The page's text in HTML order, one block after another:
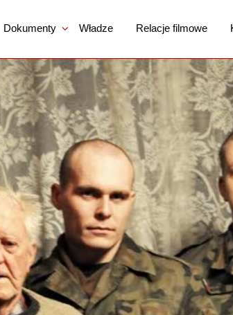
Dokumenty Władze Relacje filmowe